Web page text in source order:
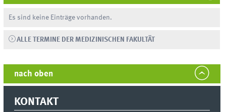
Es sind keine Einträge vorhanden.
ALLE TERMINE DER MEDIZINISCHEN FAKULTÄT
nach oben
KONTAKT